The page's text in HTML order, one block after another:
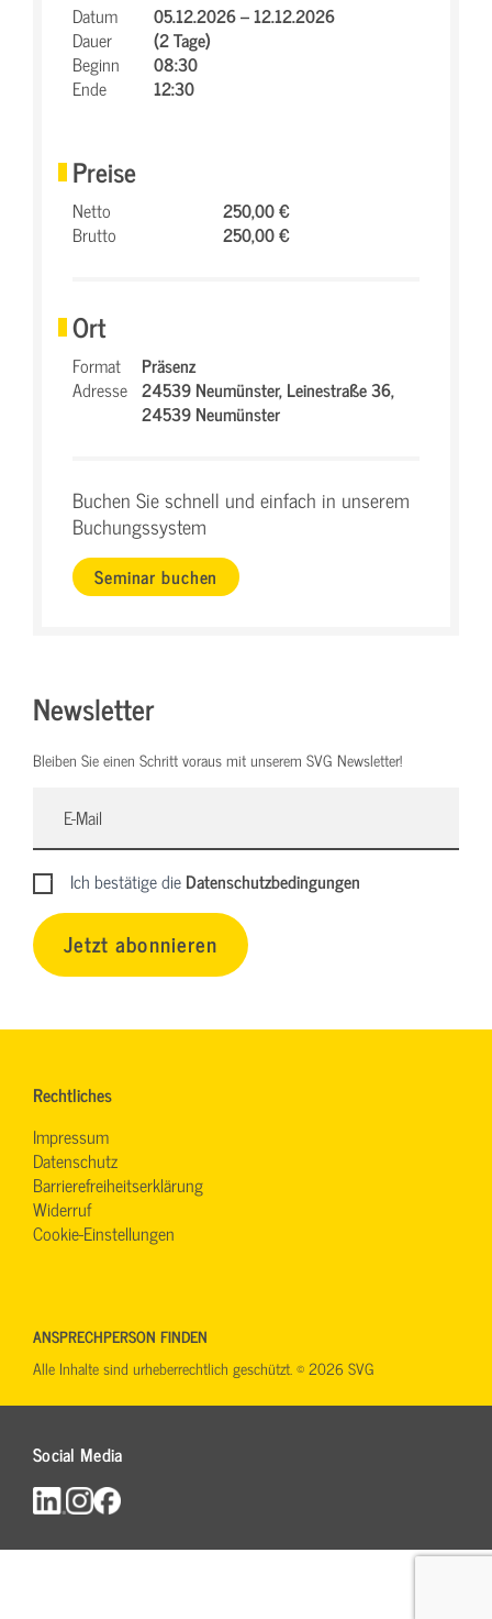
Datum
05.12.2026 – 12.12.2026
Dauer
(2 Tage)
Beginn
08:30
Ende
12:30
Preise
Netto
250,00 €
Brutto
250,00 €
Ort
Format
Präsenz
Adresse 24539 Neumünster,Leinestraße 36,
24539 Neumünster
Buchen Sie schnell und einfach in unserem
Buchungssystem
Seminar buchen
Newsletter
Bleiben Sie einen Schritt voraus mit unserem SVG Newsletter!
Ich bestätige dieDatenschutzbedingungen
Jetzt abonnieren
Rechtliches
Impressum
Datenschutz
Barrierefreiheitserklärung
Widerruf
Cookie-Einstellungen
Social Media
ANSPRECHPERSON FINDEN
Alle Inhalte sind urheberrechtlich geschützt. © 2026 SVG